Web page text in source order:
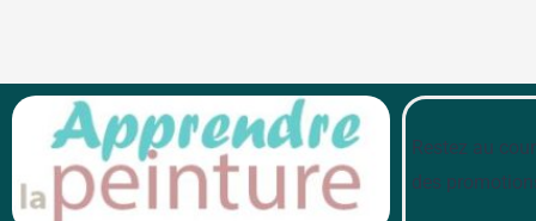
Restez au
des